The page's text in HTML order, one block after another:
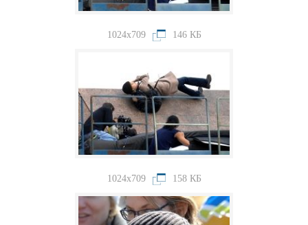
1024x709 146 КБ
1024x709 158 КБ